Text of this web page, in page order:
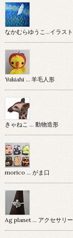
なかむらゆうこ…イラスト
Yukiahi … 羊毛人形
きゃねこ … 動物造形
morico … がま口
Ag planet … アクセサリー